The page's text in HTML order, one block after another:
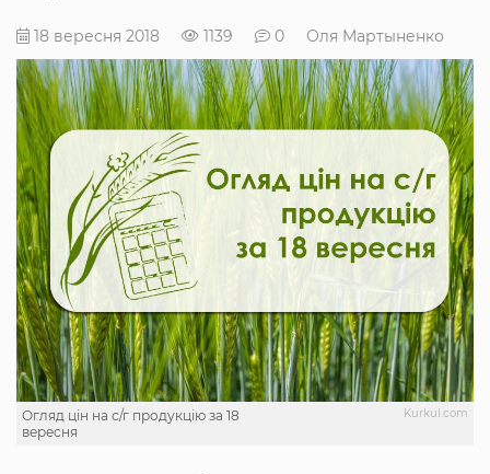
18 вересня 2018 1139 0 Оля Мартыненко
Kurkul.com
Огляд цін на с/г продукцію за 18
вересня